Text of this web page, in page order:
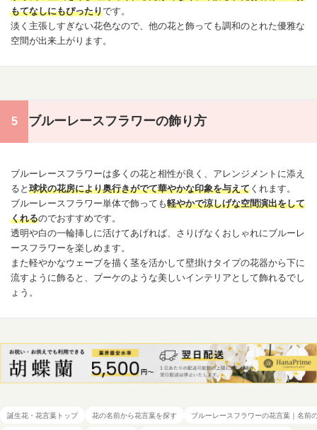
もてなしにもぴったりです。
淡く主張しすぎない花色なので、他の花と飾っても調和のとれた優雅な
空間が出来上がります。
ブルーレースフラワーの飾り方
ブルー レースフラワーは多くの花と相性が良く、アレンジメントに添え
ると 球状の花房により奥行きがでて華やかな印象を与えて くれます。
ブルー レースフラワー単体で飾っても軽やかで涼しげな空間演出をして
くれるのでおすすめです。
透明や白の一輪挿しに活けてあげれば、さりげなくおしゃれにブルー レ
ースフラワーを楽しめます。
また軽やかなウェーブを描く茎を活かして壁掛けタイプの花器から下に
流すように飾ると、ブーケのような美しいインテリアとして飾れるでし
ょう。
誕生花・花言葉トップ 花の名前から花言葉を探す ブルーレースフラワーの花言葉｜名前